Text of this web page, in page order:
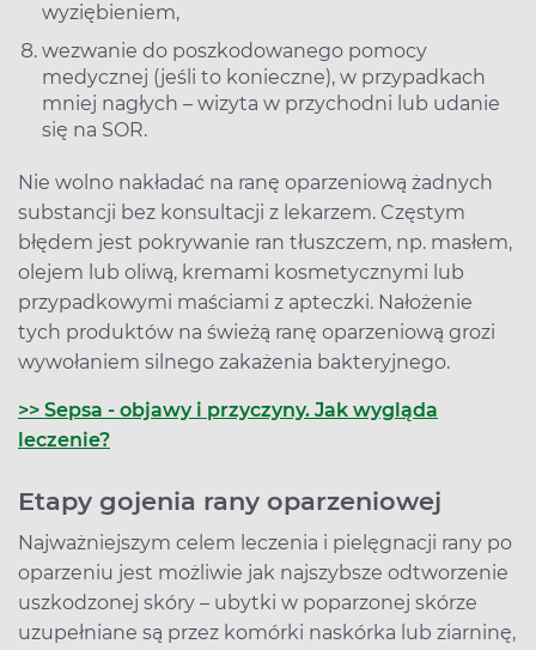
wyziębieniem,
wezwanie do poszkodowanego pomocy
medycznej (jeśli to konieczne), w przypadkach
mniej nagłych – wizyta w przychodni lub udanie
się na SOR.
Nie wolno nakładać na ranę oparzeniową żadnych
substancji bez konsultacji z lekarzem. Częstym
błędem jest pokrywanie ran tłuszczem, np. masłem,
olejem lub oliwą, kremami kosmetycznymi lub
przypadkowymi maściami z apteczki. Nałożenie
tych produktów na świeżą ranę oparzeniową grozi
wywołaniem silnego zakażenia bakteryjnego.
>> Sepsa - objawy i przyczyny. Jak wygląda
leczenie?
Etapy gojenia rany oparzeniowej
Najważniejszym celem leczenia i pielęgnacji rany po
oparzeniu jest możliwie jak najszybsze odtworzenie
uszkodzonej skóry – ubytki w poparzonej skórze
uzupełniane są przez komórki naskórka lub ziarninę,